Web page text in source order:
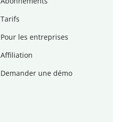
Tarifs
Pour les entreprises
Affiliation
Demander une démo